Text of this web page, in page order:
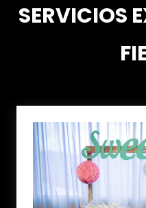
SERVICIOS